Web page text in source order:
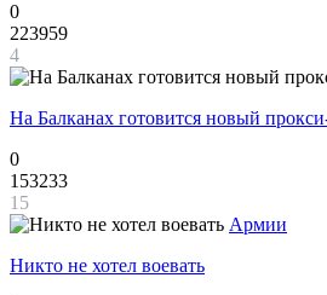
0
223959
4
На Балканах готовится новый
0
153233
15
Армии
Никто не хотел воевать